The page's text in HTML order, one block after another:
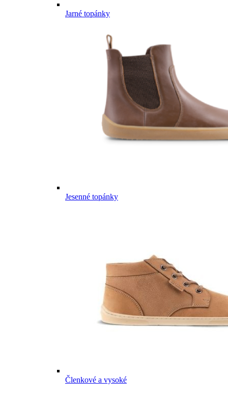
Jarné topánky
Jesenné topánky
Členkové a vysoké